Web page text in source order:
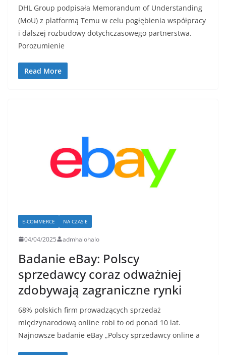
DHL Group podpisała Memorandum of Understanding
(MoU) z platformą Temu w celu pogłębienia współpracy
i dalszej rozbudowy dotychczasowego partnerstwa.
Porozumienie
Read More
E-COMMERCE NA CZASIE
04/04/2025 admhalohalo
Badanie eBay: Polscy
sprzedawcy coraz odważniej
zdobywają zagraniczne rynki
68% polskich firm prowadzących sprzedaż
międzynarodową online robi to od ponad 10 lat.
Najnowsze badanie eBay „Polscy sprzedawcy online a